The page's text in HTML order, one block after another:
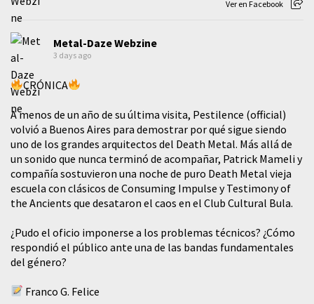
Ver en Facebook
Metal-Daze Webzine
3 days ago
CRÓNICA
A menos de un año de su última visita, Pestilence (official)
volvió a Buenos Aires para demostrar por qué sigue siendo
uno de los grandes arquitectos del Death Metal. Más allá de
un sonido que nunca terminó de acompañar, Patrick Mameli y
compañía sostuvieron una noche de puro Death Metal vieja
escuela con clásicos de Consuming Impulse y Testimony of
the Ancients que desataron el caos en el Club Cultural Bula.
¿Pudo el oficio imponerse a los problemas técnicos? ¿Cómo
respondió el público ante una de las bandas fundamentales
del género?
Franco G. Felice